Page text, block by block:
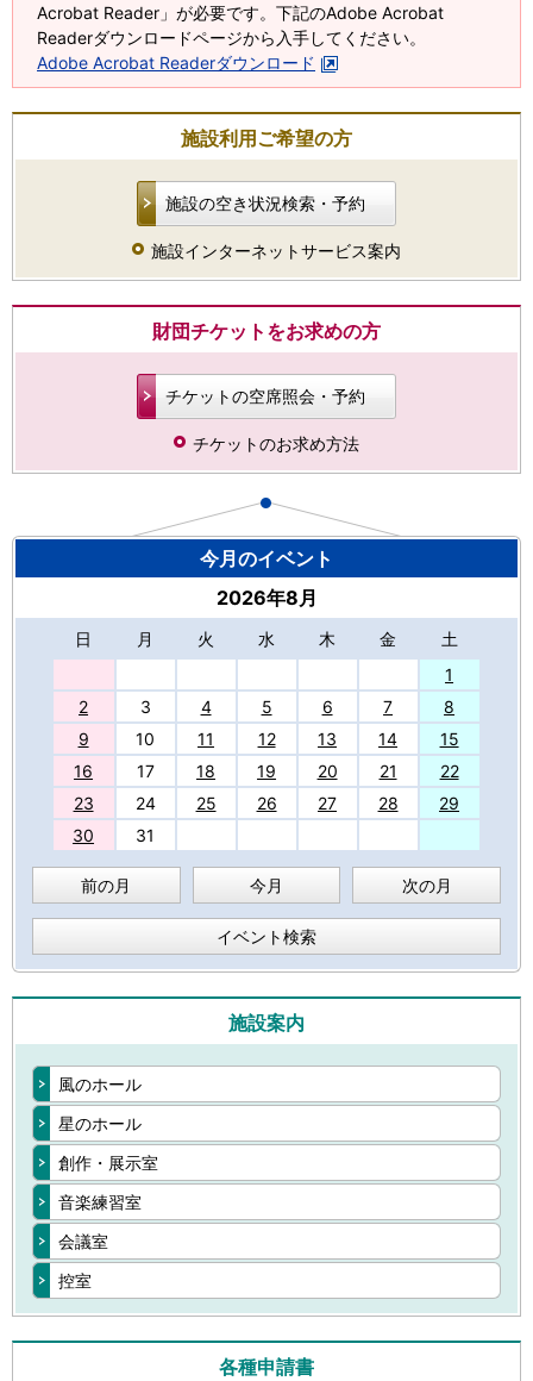
Acrobat Reader」が必要です。下記のAdobe Acrobat
Readerダウンロードページから入手してください。
Adobe Acrobat Readerダウンロード
施設利用ご希望の方
施設の空き状況検索・予約
施設インターネットサービス案内
財団チケットをお求めの方
チケットの空席照会・予約
チケットのお求め方法
今月のイベント
2026年8月
日 月 火 水 木 金
土
1
2
3 4 5 6 7
8
9
10 11 12 13 14
15
16
17 18 19 20 21
22
23
24 25 26 27 28
29
30
31
前の月 今月 次の月
イベント検索
施設案内
風のホール
星のホール
創作・展示室
音楽練習室
会議室
控室
各種申請書